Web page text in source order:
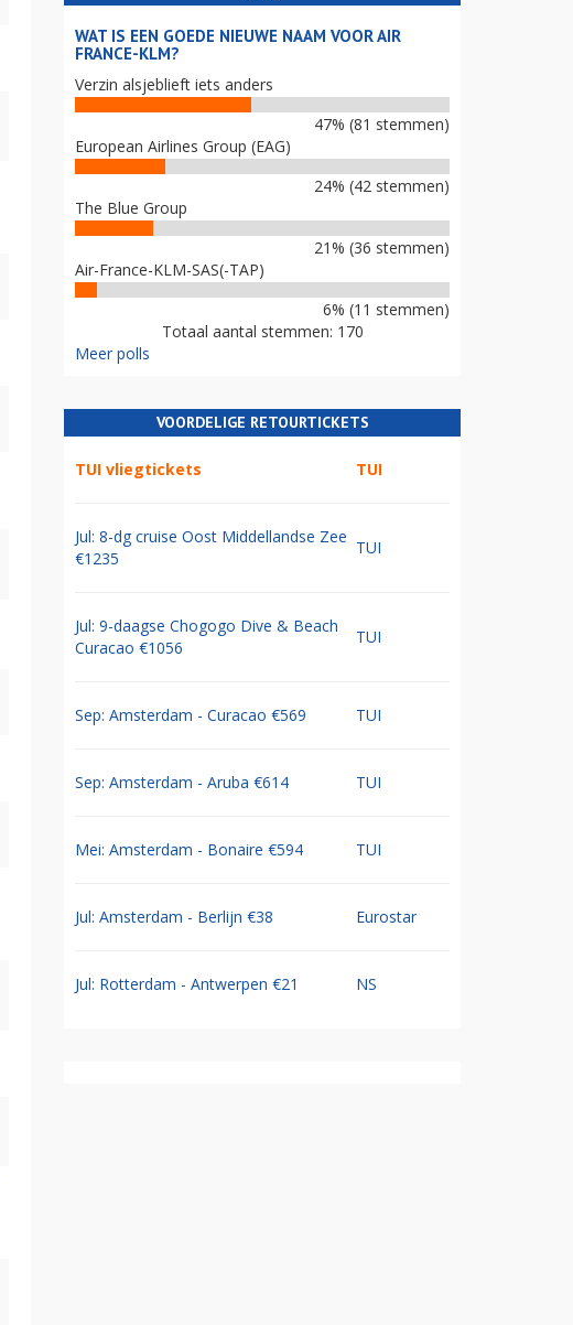
WAT IS EEN GOEDE NIEUWE NAAM VOOR AIR
FRANCE-KLM?
Verzin alsjeblieft iets anders
47% (81 stemmen)
European Airlines Group (EAG)
24% (42 stemmen)
The Blue Group
21% (36 stemmen)
Air-France-KLM-SAS(-TAP)
6% (11 stemmen)
Totaal aantal stemmen: 170
Meer polls
VOORDELIGE RETOURTICKETS
TUI vliegtickets TUI
Jul: 8-dg cruise Oost Middellandse Zee
€1235
TUI
Jul: 9-daagse Chogogo Dive & Beach
Curacao €1056
TUI
Sep: Amsterdam - Curacao €569 TUI
Sep: Amsterdam - Aruba €614 TUI
Mei: Amsterdam - Bonaire €594 TUI
Jul: Amsterdam - Berlijn €38 Eurostar
Jul: Rotterdam - Antwerpen €21 NS